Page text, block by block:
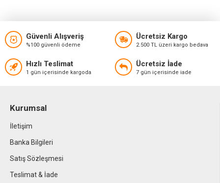
Güvenli Alışveriş
%100 güvenli ödeme
Ücretsiz Kargo
2.500 TL üzeri kargo bedava
Hızlı Teslimat
1 gün içerisinde kargoda
Ücretsiz İade
7 gün içerisinde iade
Kurumsal
İletişim
Banka Bilgileri
Satış Sözleşmesi
Teslimat & İade